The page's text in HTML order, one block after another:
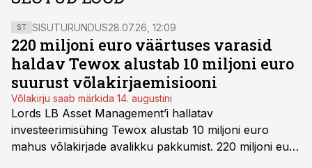
ST SISUTURUNDUS28.07.26, 12:09
220 miljoni euro väärtuses varasid
haldav Tewox alustab 10 miljoni euro
suurust võlakirjaemisiooni
Võlakirju saab märkida 14. augustini
Lords LB Asset Management’i hallatav
investeerimisühing Tewox alustab 10 miljoni euro
mahus võlakirjade avalikku pakkumist. 220 miljoni euro